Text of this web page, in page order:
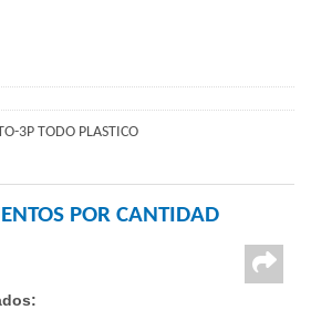
3P TODO PLASTICO
POR CANTIDAD